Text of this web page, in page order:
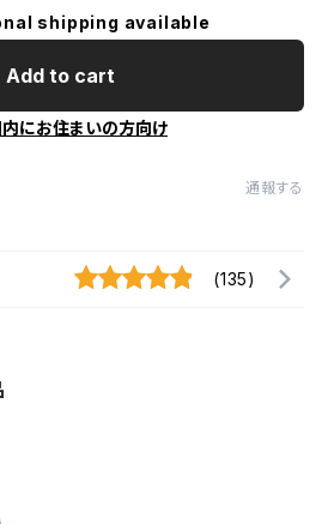
shipping available
Add to cart
にお住まいの方向け
通報する
(135)